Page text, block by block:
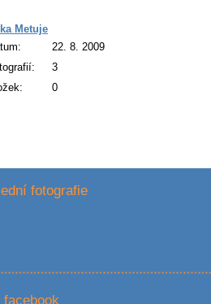
Metuje
22. 8. 2009
3
0
fotografie
facebook